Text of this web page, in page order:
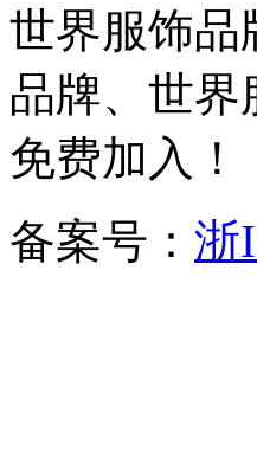
世界服饰品
品牌、世
免费加入！
备案号： 浙